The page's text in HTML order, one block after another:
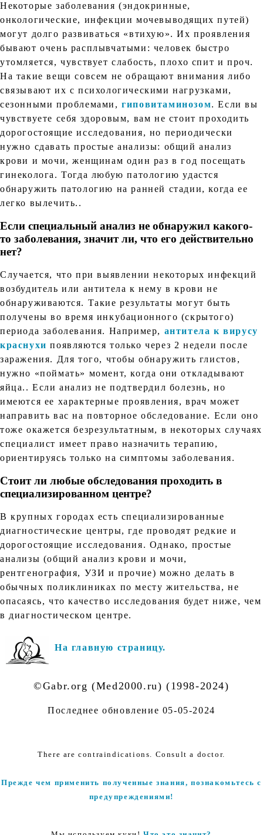
Некоторые заболевания (эндокринные,
онкологические, инфекции мочевыводящих путей)
могут долго развиваться «втихую». Их проявления
бывают очень расплывчатыми: человек быстро
утомляется, чувствует слабость, плохо спит и проч.
На такие вещи совсем не обращают внимания либо
связывают их с психологическими нагрузками,
сезонными проблемами,гиповитаминозом. Если вы
чувствуете себя здоровым, вам не стоит проходить
дорогостоящие исследования, но периодически
нужно сдавать простые анализы: общий анализ
крови и мочи, женщинам один раз в год посещать
гинеколога. Тогда любую патологию удастся
обнаружить патологию на ранней стадии, когда ее
легко вылечить..
Если специальный анализ не обнаружил какого-
то заболевания, значит ли, что его действительно
нет?
Случается, что при выявлении некоторых инфекций
возбудитель или антитела к нему в крови не
обнаруживаются. Такие результаты могут быть
получены во время инкубационного (скрытого)
периода заболевания. Например, антитела к вирусу
краснухи появляются только через 2 недели после
заражения. Для того, чтобы обнаружить глистов,
нужно «поймать» момент, когда они откладывают
яйца.. Если анализ не подтвердил болезнь, но
имеются ее характерные проявления, врач может
направить вас на повторное обследование. Если оно
тоже окажется безрезультатным, в некоторых случаях
специалист имеет право назначить терапию,
ориентируясь только на симптомы заболевания.
Стоит ли любые обследования проходить в
специализированном центре?
В крупных городах есть специализированные
диагностические центры, где проводят редкие и
дорогостоящие исследования. Однако, простые
анализы (общий анализ крови и мочи,
рентгенография, УЗИ и прочие) можно делать в
обычных поликлиниках по месту жительства, не
опасаясь, что качество исследования будет ниже, чем
в диагностическом центре.
На главную страницу.
©Gabr.org (Med2000.ru) (1998-2024)
Последнее обновление 05-05-2024
There are contraindications. Consult a doctor.
Прежде чем применить полученные знания, познакомьтесь с
предупреждениями!